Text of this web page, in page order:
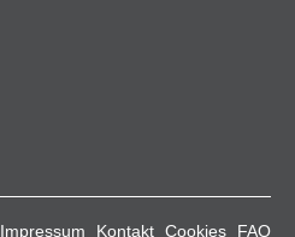
Impressum Kontakt Cookies FAQ